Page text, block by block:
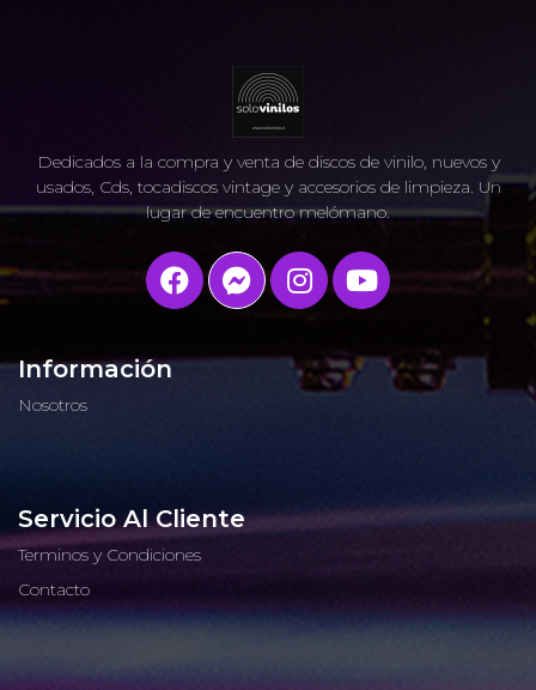
Dedicados a la compra y venta de discos de vinilo, nuevos y
usados, Cds, tocadiscos vintage y accesorios de limpieza. Un
lugar de encuentro melómano.
Información
Nosotros
Servicio Al Cliente
Terminos y Condiciones
Contacto